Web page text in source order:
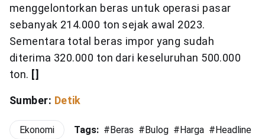
menggelontorkan beras untuk operasi pasar
sebanyak 214.000 ton sejak awal 2023.
Sementara total beras impor yang sudah
diterima 320.000 ton dari keseluruhan 500.000
ton. []
Sumber: Detik
Ekonomi Tags: # Beras # Bulog # Harga # Headline